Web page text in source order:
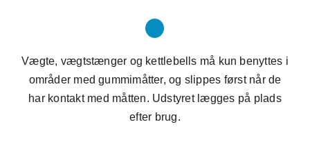
Vægte, vægtstænger og kettlebells må kun benyttes i
områder med gummimåtter, og slippes først når de
har kontakt med måtten. Udstyret lægges på plads
efter brug.